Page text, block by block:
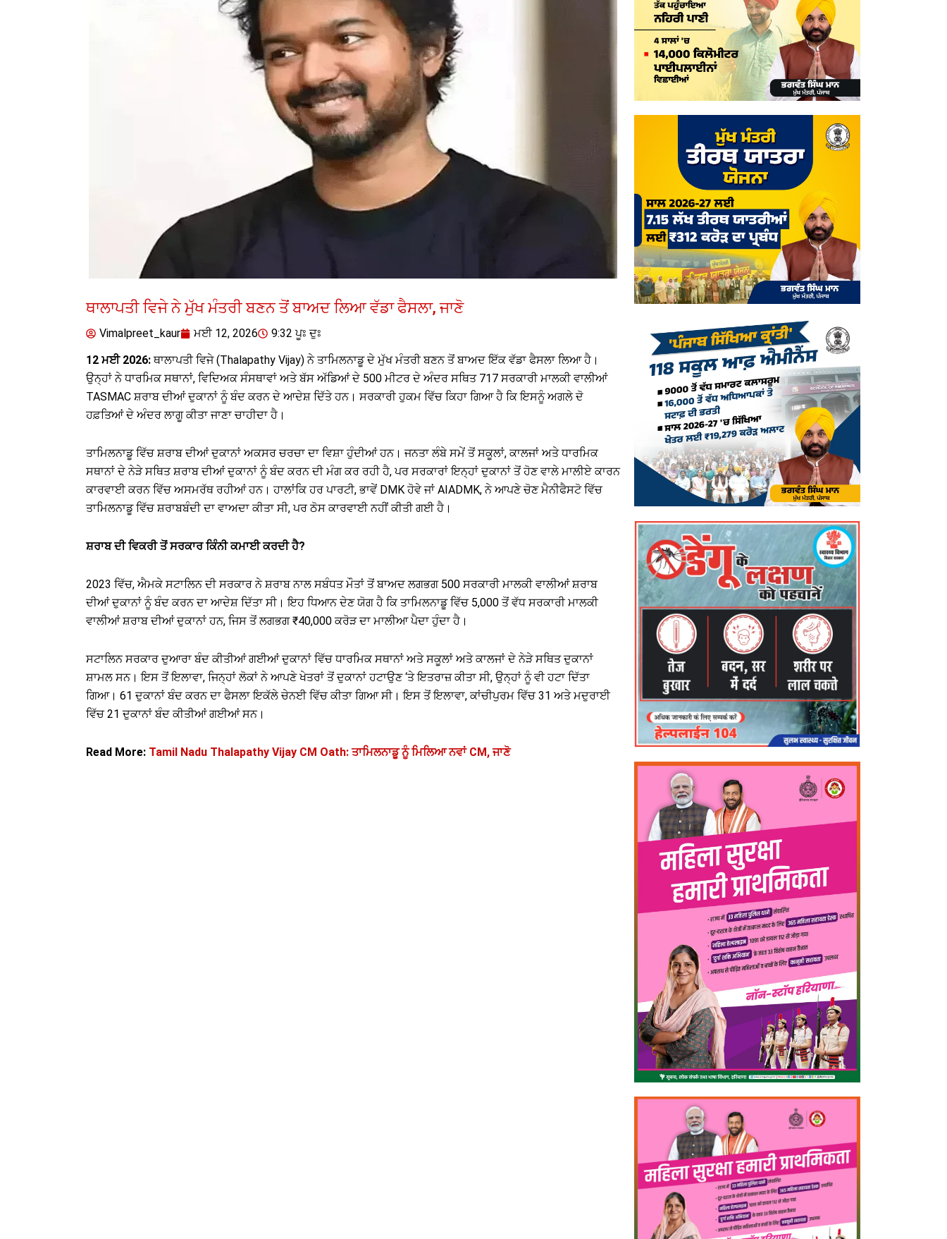
ਥਾਲਾਪਤੀ ਵਿਜੇ ਨੇ ਮੁੱਖ ਮੰਤਰੀ ਬਣਨ ਤੋਂ ਬਾਅਦ ਲਿਆ ਵੱਡਾ ਫੈਸਲਾ, ਜਾਣੋ
Vimalpreet_kaur ਮਈ 12, 2026
9:32 ਪੂਃ ਦੁਃ
12 ਮਈ 2026: ਥਾਲਾਪਤੀ ਵਿਜੇ (Thalapathy Vijay) ਨੇ ਤਾਮਿਲਨਾਡੂ ਦੇ ਮੁੱਖ ਮੰਤਰੀ ਬਣਨ ਤੋਂ ਬਾਅਦ ਇੱਕ ਵੱਡਾ ਫੈਸਲਾ ਲਿਆ ਹੈ।
ਉਨ੍ਹਾਂ ਨੇ ਧਾਰਮਿਕ ਸਥਾਨਾਂ, ਵਿਦਿਅਕ ਸੰਸਥਾਵਾਂ ਅਤੇ ਬੱਸ ਅੱਡਿਆਂ ਦੇ 500 ਮੀਟਰ ਦੇ ਅੰਦਰ ਸਥਿਤ 717 ਸਰਕਾਰੀ ਮਾਲਕੀ ਵਾਲੀਆਂ
TASMAC ਸ਼ਰਾਬ ਦੀਆਂ ਦੁਕਾਨਾਂ ਨੂੰ ਬੰਦ ਕਰਨ ਦੇ ਆਦੇਸ਼ ਦਿੱਤੇ ਹਨ। ਸਰਕਾਰੀ ਹੁਕਮ ਵਿੱਚ ਕਿਹਾ ਗਿਆ ਹੈ ਕਿ ਇਸਨੂੰ ਅਗਲੇ ਦੋ
ਹਫ਼ਤਿਆਂ ਦੇ ਅੰਦਰ ਲਾਗੂ ਕੀਤਾ ਜਾਣਾ ਚਾਹੀਦਾ ਹੈ।
ਤਾਮਿਲਨਾਡੂ ਵਿੱਚ ਸ਼ਰਾਬ ਦੀਆਂ ਦੁਕਾਨਾਂ ਅਕਸਰ ਚਰਚਾ ਦਾ ਵਿਸ਼ਾ ਹੁੰਦੀਆਂ ਹਨ। ਜਨਤਾ ਲੰਬੇ ਸਮੇਂ ਤੋਂ ਸਕੂਲਾਂ, ਕਾਲਜਾਂ ਅਤੇ ਧਾਰਮਿਕ
ਸਥਾਨਾਂ ਦੇ ਨੇੜੇ ਸਥਿਤ ਸ਼ਰਾਬ ਦੀਆਂ ਦੁਕਾਨਾਂ ਨੂੰ ਬੰਦ ਕਰਨ ਦੀ ਮੰਗ ਕਰ ਰਹੀ ਹੈ, ਪਰ ਸਰਕਾਰਾਂ ਇਨ੍ਹਾਂ ਦੁਕਾਨਾਂ ਤੋਂ ਹੋਣ ਵਾਲੇ ਮਾਲੀਏ ਕਾਰਨ
ਕਾਰਵਾਈ ਕਰਨ ਵਿੱਚ ਅਸਮਰੱਥ ਰਹੀਆਂ ਹਨ। ਹਾਲਾਂਕਿ ਹਰ ਪਾਰਟੀ, ਭਾਵੇਂ DMK ਹੋਵੇ ਜਾਂ AIADMK, ਨੇ ਆਪਣੇ ਚੋਣ ਮੈਨੀਫੈਸਟੋ ਵਿੱਚ
ਤਾਮਿਲਨਾਡੂ ਵਿੱਚ ਸ਼ਰਾਬਬੰਦੀ ਦਾ ਵਾਅਦਾ ਕੀਤਾ ਸੀ, ਪਰ ਠੋਸ ਕਾਰਵਾਈ ਨਹੀਂ ਕੀਤੀ ਗਈ ਹੈ।
ਸ਼ਰਾਬ ਦੀ ਵਿਕਰੀ ਤੋਂ ਸਰਕਾਰ ਕਿੰਨੀ ਕਮਾਈ ਕਰਦੀ ਹੈ?
2023 ਵਿੱਚ, ਐਮਕੇ ਸਟਾਲਿਨ ਦੀ ਸਰਕਾਰ ਨੇ ਸ਼ਰਾਬ ਨਾਲ ਸਬੰਧਤ ਮੌਤਾਂ ਤੋਂ ਬਾਅਦ ਲਗਭਗ 500 ਸਰਕਾਰੀ ਮਾਲਕੀ ਵਾਲੀਆਂ ਸ਼ਰਾਬ
ਦੀਆਂ ਦੁਕਾਨਾਂ ਨੂੰ ਬੰਦ ਕਰਨ ਦਾ ਆਦੇਸ਼ ਦਿੱਤਾ ਸੀ। ਇਹ ਧਿਆਨ ਦੇਣ ਯੋਗ ਹੈ ਕਿ ਤਾਮਿਲਨਾਡੂ ਵਿੱਚ 5,000 ਤੋਂ ਵੱਧ ਸਰਕਾਰੀ ਮਾਲਕੀ
ਵਾਲੀਆਂ ਸ਼ਰਾਬ ਦੀਆਂ ਦੁਕਾਨਾਂ ਹਨ, ਜਿਸ ਤੋਂ ਲਗਭਗ ₹40,000 ਕਰੋੜ ਦਾ ਮਾਲੀਆ ਪੈਦਾ ਹੁੰਦਾ ਹੈ।
ਸਟਾਲਿਨ ਸਰਕਾਰ ਦੁਆਰਾ ਬੰਦ ਕੀਤੀਆਂ ਗਈਆਂ ਦੁਕਾਨਾਂ ਵਿੱਚ ਧਾਰਮਿਕ ਸਥਾਨਾਂ ਅਤੇ ਸਕੂਲਾਂ ਅਤੇ ਕਾਲਜਾਂ ਦੇ ਨੇੜੇ ਸਥਿਤ ਦੁਕਾਨਾਂ
ਸ਼ਾਮਲ ਸਨ। ਇਸ ਤੋਂ ਇਲਾਵਾ, ਜਿਨ੍ਹਾਂ ਲੋਕਾਂ ਨੇ ਆਪਣੇ ਖੇਤਰਾਂ ਤੋਂ ਦੁਕਾਨਾਂ ਹਟਾਉਣ ‘ਤੇ ਇਤਰਾਜ਼ ਕੀਤਾ ਸੀ, ਉਨ੍ਹਾਂ ਨੂੰ ਵੀ ਹਟਾ ਦਿੱਤਾ
ਗਿਆ। 61 ਦੁਕਾਨਾਂ ਬੰਦ ਕਰਨ ਦਾ ਫੈਸਲਾ ਇਕੱਲੇ ਚੇਨਈ ਵਿੱਚ ਕੀਤਾ ਗਿਆ ਸੀ। ਇਸ ਤੋਂ ਇਲਾਵਾ, ਕਾਂਚੀਪੁਰਮ ਵਿੱਚ 31 ਅਤੇ ਮਦੁਰਾਈ
ਵਿੱਚ 21 ਦੁਕਾਨਾਂ ਬੰਦ ਕੀਤੀਆਂ ਗਈਆਂ ਸਨ।
Read More: Tamil Nadu Thalapathy Vijay CM Oath: ਤਾਮਿਲਨਾਡੂ ਨੂੰ ਮਿਲਿਆ ਨਵਾਂ CM, ਜਾਣੋ